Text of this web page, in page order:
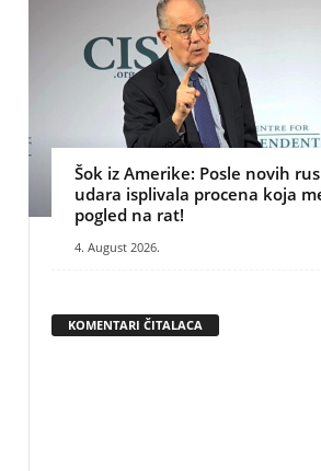
Šok iz Amerike: Posle novih
udara isplivala procena koja
pogled na rat!
4. August 2026.
KOMENTARI ČITALACA